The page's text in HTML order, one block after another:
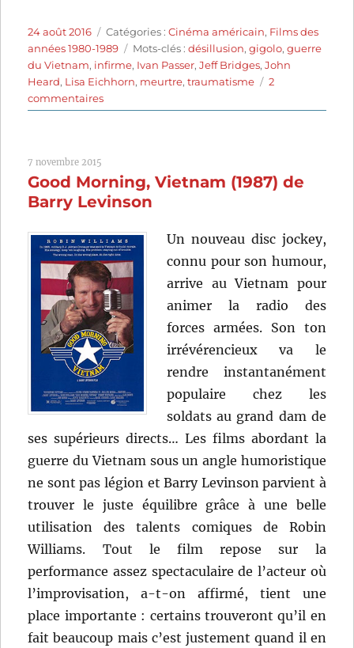
Publié
le
24 août 2016 Catégories
Catégories :Cinéma américain, Films des
années 1980-1989
Étiquettes
Mots-clés :désillusion,gigolo,guerre
du Vietnam, infirme, Ivan Passer,Jeff Bridges,John
Heard, Lisa Eichhorn, meurtre,traumatisme
2
commentairessur
Cutter’s
Ivan
Passer
7 novembre 2015
Good Morning, Vietnam (1987) de
Barry Levinson
Un nouveau disc jockey,
connu pour son humour,
arrive au Vietnam pour
animer la radio des
forces armées. Son ton
irrévérencieux va le
rendre instantanément
populaire chez les
soldats au grand dam de
ses supérieurs directs… Les films abordant la
guerre du Vietnam sous un angle humoristique
ne sont pas légion et Barry Levinson parvient à
trouver le juste équilibre grâce à une belle
utilisation des talents comiques de Robin
Williams. Tout le film repose sur la
performance assez spectaculaire de l’acteur où
l’improvisation, a-t-on affirmé, tient une
place importante : certains trouveront qu’il en
fait beaucoup mais c’est justement quand il en